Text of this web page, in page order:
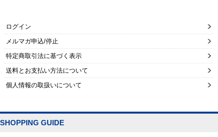
ログイン
メルマガ申込/停止
特定商取引法に基づく表示
送料とお支払い方法について
個人情報の取扱いについて
SHOPPING GUIDE